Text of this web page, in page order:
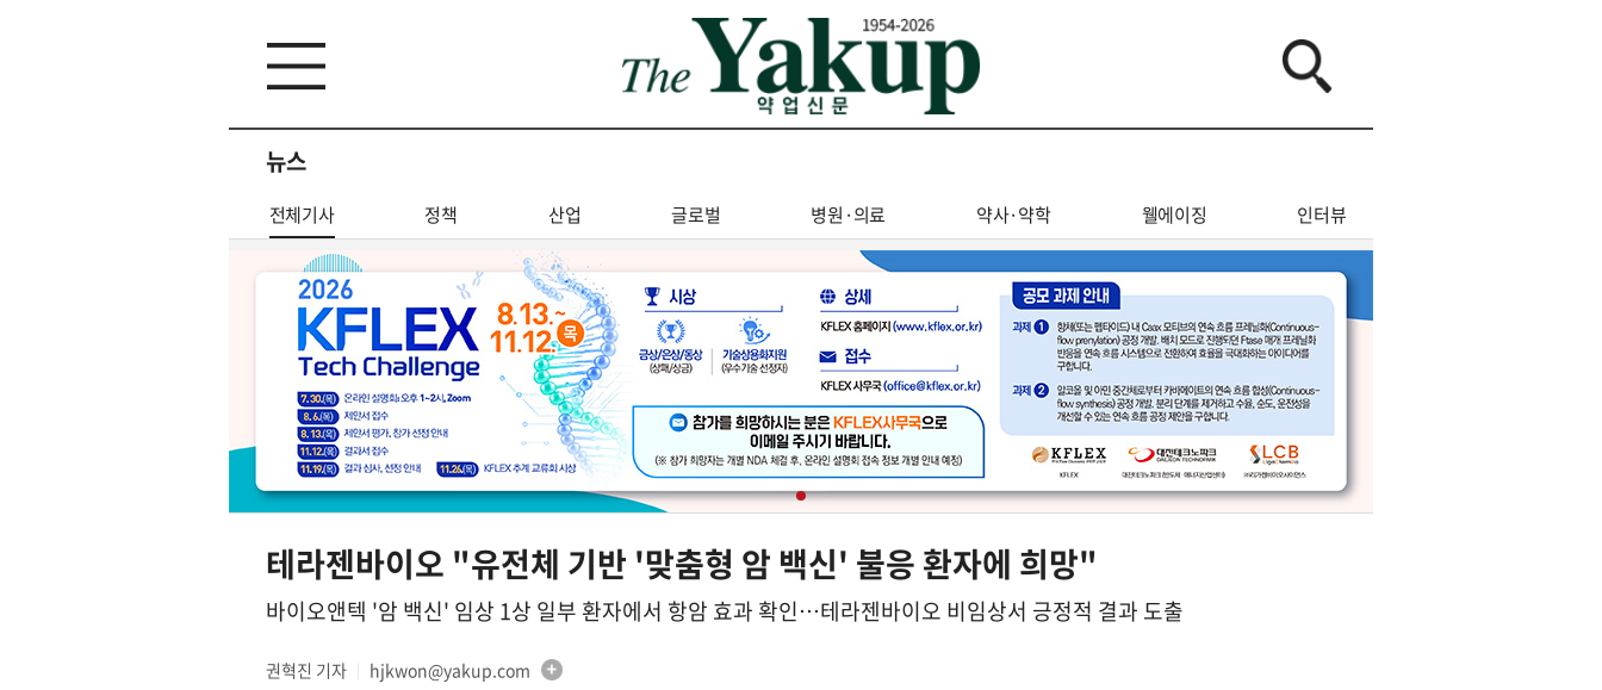
뉴스
전체기사 정책 산업 글로벌 병원·의료 약사·약학 웰에이징 인터뷰
테라젠바이오 "유전체 기반 '맞춤형 암 백신' 불응 환자에 희망"
바이오앤텍 '암 백신' 임상 1상 일부 환자에서 항암 효과 확인…테라젠바이오 비임상서 긍정적 결과 도출
권혁진 기자
hjkwon@yakup.com